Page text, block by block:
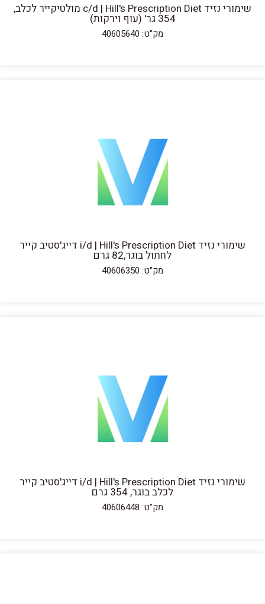
שימורי נזיד c/d | Hill's Prescription Diet מולטיקייר לכלב,
354 גר' (עוף וירקות)
מק"ט: 40605640
שימורי נזיד i/d | Hill's Prescription Diet דייג'סטיב קייר
לחתול בוגר,82 גרם
מק"ט: 40606350
שימורי נזיד i/d | Hill's Prescription Diet דייג'סטיב קייר
לכלב בוגר, 354 גרם
מק"ט: 40606448